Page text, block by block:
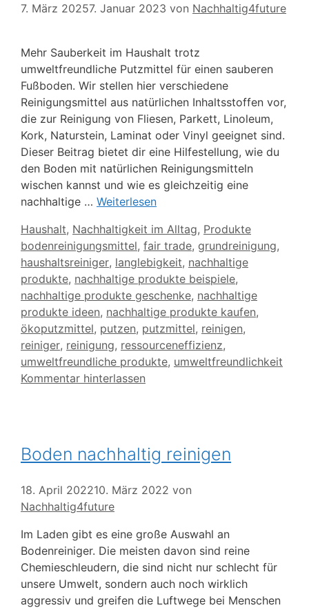
7. März 20257. Januar 2023 von Nachhaltig4future
Mehr Sauberkeit im Haushalt trotz
umweltfreundliche Putzmittel für einen sauberen
Fußboden. Wir stellen hier verschiedene
Reinigungsmittel aus natürlichen Inhaltsstoffen vor,
die zur Reinigung von Fliesen, Parkett, Linoleum,
Kork, Naturstein, Laminat oder Vinyl geeignet sind.
Dieser Beitrag bietet dir eine Hilfestellung, wie du
den Boden mit natürlichen Reinigungsmitteln
wischen kannst und wie es gleichzeitig eine
nachhaltige … Weiterlesen
Kategorien
Haushalt, Nachhaltigkeit im Alltag, Produkte
Schlagwörter
bodenreinigungsmittel, fair trade, grundreinigung,
haushaltsreiniger, langlebigkeit, nachhaltige
produkte, nachhaltige produkte beispiele,
nachhaltige produkte geschenke, nachhaltige
produkte ideen, nachhaltige produkte kaufen,
ökoputzmittel, putzen, putzmittel, reinigen,
reiniger, reinigung, ressourceneffizienz,
umweltfreundliche produkte, umweltfreundlichkeit
Kommentar hinterlassen
Boden nachhaltig reinigen
18. April 202210. März 2022 von
Nachhaltig4future
Im Laden gibt es eine große Auswahl an
Bodenreiniger. Die meisten davon sind reine
Chemieschleudern, die sind nicht nur schlecht für
unsere Umwelt, sondern auch noch wirklich
aggressiv und greifen die Luftwege bei Menschen